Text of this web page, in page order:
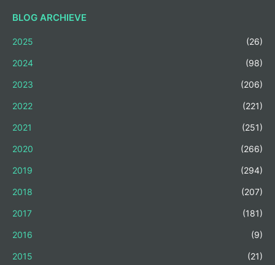
BLOG ARCHIEVE
2025 (26)
2024 (98)
2023 (206)
2022 (221)
2021 (251)
2020 (266)
2019 (294)
2018 (207)
2017 (181)
2016 (9)
2015 (21)